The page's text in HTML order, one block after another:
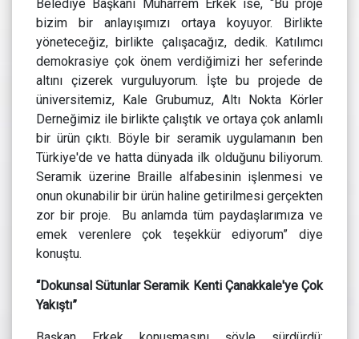
Belediye Başkanı Muharrem Erkek ise, “Bu proje
bizim bir anlayışımızı ortaya koyuyor. Birlikte
yöneteceğiz, birlikte çalışacağız, dedik. Katılımcı
demokrasiye çok önem verdiğimizi her seferinde
altını çizerek vurguluyorum. İşte bu projede de
üniversitemiz, Kale Grubumuz, Altı Nokta Körler
Derneğimiz ile birlikte çalıştık ve ortaya çok anlamlı
bir ürün çıktı. Böyle bir seramik uygulamanın ben
Türkiye'de ve hatta dünyada ilk olduğunu biliyorum.
Seramik üzerine Braille alfabesinin işlenmesi ve
onun okunabilir bir ürün haline getirilmesi gerçekten
zor bir proje. Bu anlamda tüm paydaşlarımıza ve
emek verenlere çok teşekkür ediyorum” diye
konuştu.
“Dokunsal Sütunlar Seramik Kenti Çanakkale'ye Çok
Yakıştı”